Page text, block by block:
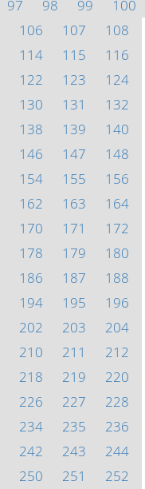
97 98 99
100
106 107
108
114 115
116
122 123
124
130 131
132
138 139
140
146 147
148
154 155
156
162 163
164
170 171
172
178 179
180
186 187
188
194 195
196
202 203
204
210 211
212
218 219
220
226 227
228
234 235
236
242 243
244
250 251
252